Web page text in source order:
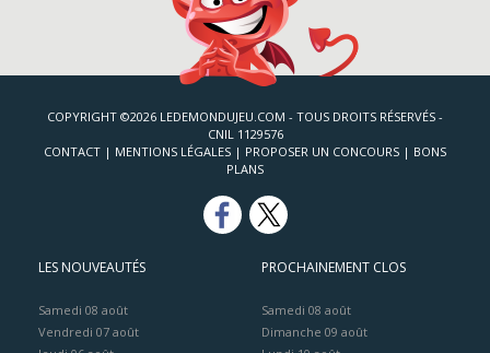
COPYRIGHT ©2026 LEDEMONDUJEU.COM - TOUS DROITS RÉSERVÉS -
CNIL 1129576
CONTACT | MENTIONS LÉGALES | PROPOSER UN CONCOURS | BONS
PLANS
LES NOUVEAUTÉS
Samedi 08 août
Vendredi 07 août
PROCHAINEMENT CLOS
Samedi 08 août
Dimanche 09 août